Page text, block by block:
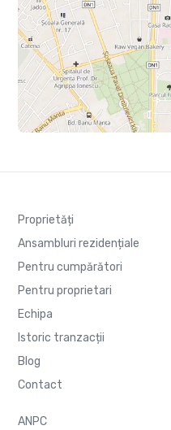
Proprietăți
Ansambluri rezidențiale
Pentru cumpărători
Pentru proprietari
Echipa
Istoric tranzacții
Blog
Contact
ANPC